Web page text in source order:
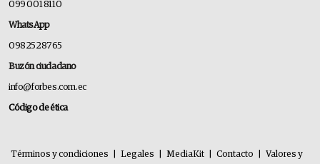
099 001 8110
WhatsApp
0982528765
Buzón ciudadano
info@forbes.com.ec
Código de ética
Términos y condiciones Legales MediaKit Contacto Valores y